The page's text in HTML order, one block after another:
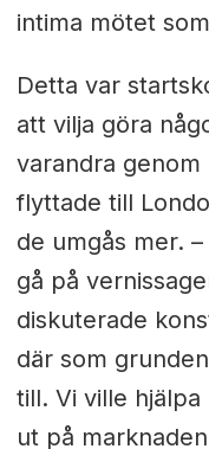
intima mötet
Detta var
att vilja göra
varandra genom
flyttade till
de umgås mer.
gå på
diskuterade
där som
till. Vi ville
ut på